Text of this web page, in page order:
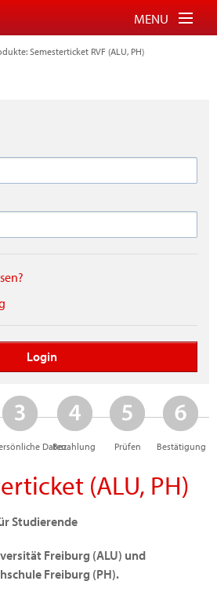
MENU
P+R
Semesterticket RVF (ALU, PH)
Daten
Bezahlung Prüfen Bestätigung
(ALU, PH)
Studierende
Freiburg (ALU) und
Freiburg (PH).